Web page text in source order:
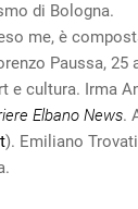
di Bologna.
me, è
Paussa, 25
e cultura. Irma
Elbano News.
). Emiliano